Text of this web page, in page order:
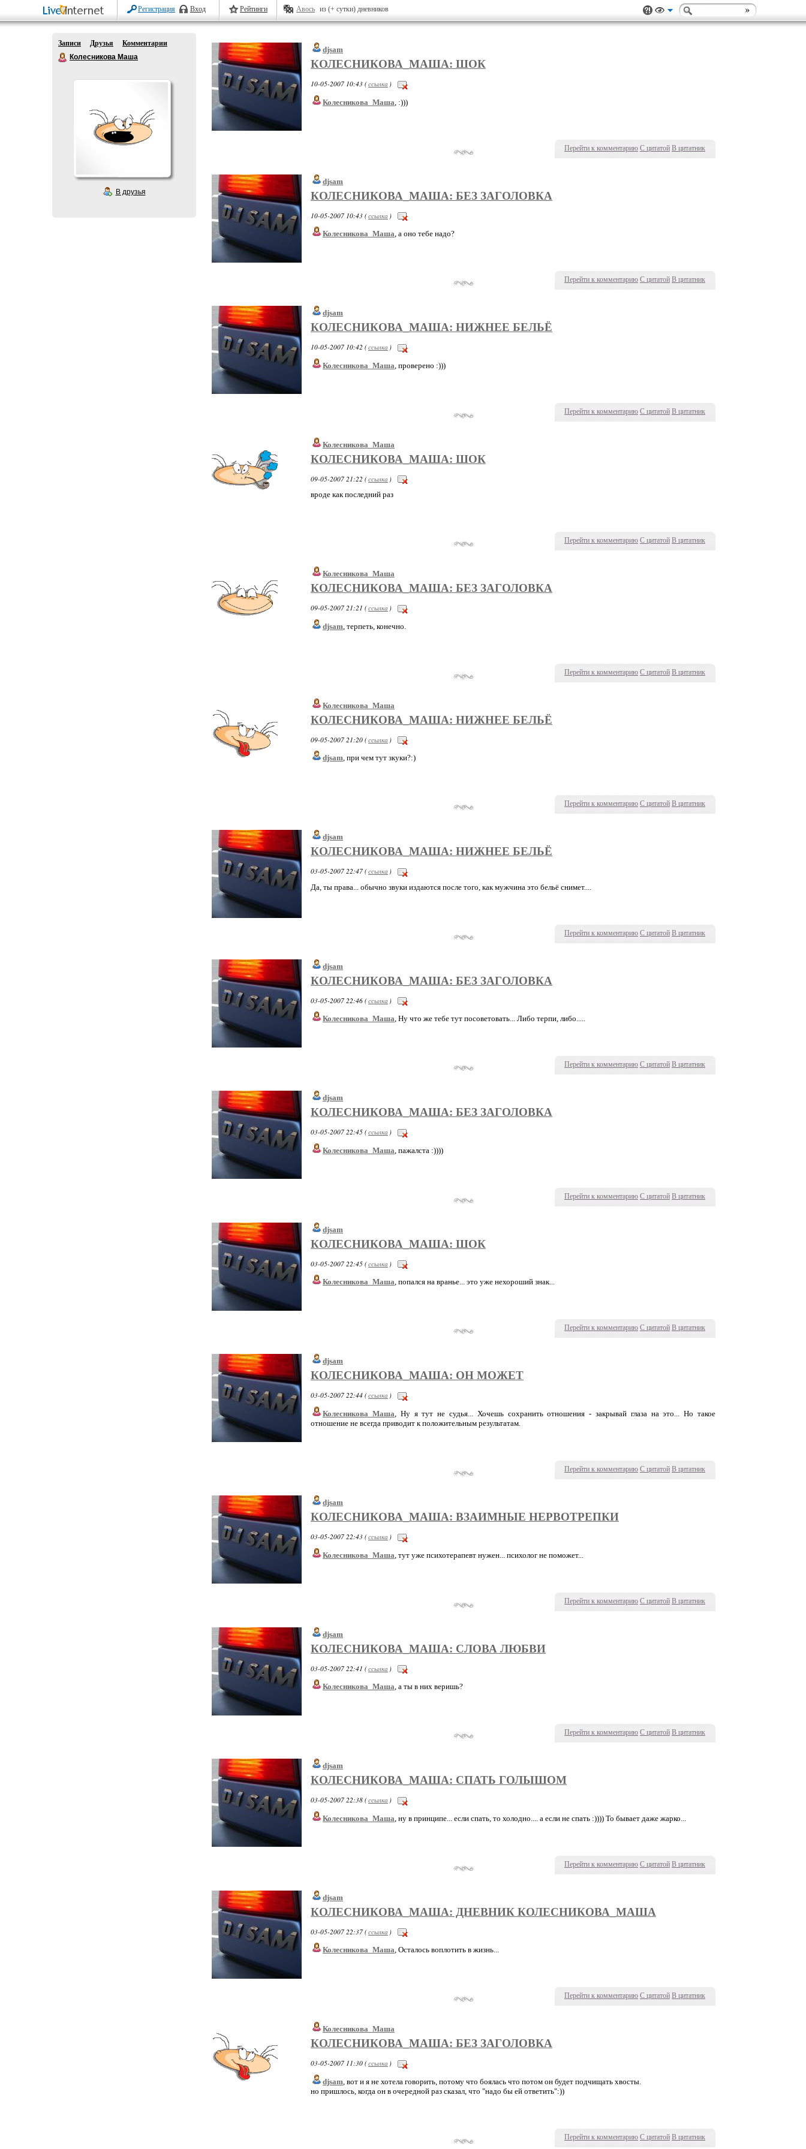
Регистрация Вход Рейтинги Авось из (+ сутки) дневников
Записи Друзья
Комментарии
Колесникова Маша
В друзья
djsam
КОЛЕСНИКОВА_МАША: ШОК
10-05-2007 10:43 (ссылка )
Колесникова_Маша , :)))
Перейти к комментарию С цитатой В цитатник
djsam
КОЛЕСНИКОВА_МАША: БЕЗ ЗАГОЛОВКА
10-05-2007 10:43 (ссылка )
Колесникова_Маша, а оно тебе надо?
Перейти к комментарию С цитатой В цитатник
djsam
КОЛЕСНИКОВА_МАША: НИЖНЕЕ БЕЛЬЁ
10-05-2007 10:42 (ссылка )
Колесникова_Маша , проверено :)))
Перейти к комментарию С цитатой В цитатник
Колесникова_Маша
КОЛЕСНИКОВА_МАША: ШОК
09-05-2007 21:22 (ссылка )
вроде как последний раз
Перейти к комментарию С цитатой В цитатник
Колесникова_Маша
КОЛЕСНИКОВА_МАША: БЕЗ ЗАГОЛОВКА
09-05-2007 21:21 (ссылка )
djsam , терпеть, конечно.
Перейти к комментарию С цитатой В цитатник
Колесникова_Маша
КОЛЕСНИКОВА_МАША: НИЖНЕЕ БЕЛЬЁ
09-05-2007 21:20 (ссылка )
djsam, при чем тут зкуки?:)
Перейти к комментарию С цитатой В цитатник
djsam
КОЛЕСНИКОВА_МАША: НИЖНЕЕ БЕЛЬЁ
03-05-2007 22:47 (ссылка )
Да, ты права... обычно звуки издаются после того, как мужчина это бельё снимет....
Перейти к комментарию С цитатой В цитатник
djsam
КОЛЕСНИКОВА_МАША: БЕЗ ЗАГОЛОВКА
03-05-2007 22:46 (ссылка )
Колесникова_Маша, Ну что же тебе тут посоветовать... Либо терпи, либо.....
Перейти к комментарию С цитатой В цитатник
djsam
КОЛЕСНИКОВА_МАША: БЕЗ ЗАГОЛОВКА
03-05-2007 22:45 (ссылка )
Колесникова_Маша , пажалста :))))
Перейти к комментарию С цитатой В цитатник
djsam
КОЛЕСНИКОВА_МАША: ШОК
03-05-2007 22:45 (ссылка )
Колесникова_Маша, попался на вранье... это уже нехороший знак...
Перейти к комментарию С цитатой В цитатник
djsam
КОЛЕСНИКОВА_МАША: ОН МОЖЕТ
03-05-2007 22:44 (ссылка )
Колесникова_Маша, Ну я тут не судья... Хочешь сохранить отношения - закрывай глаза на это... Но такое
отношение не всегда приводит к положительным результатам.
Перейти к комментарию С цитатой В цитатник
djsam
КОЛЕСНИКОВА_МАША: ВЗАИМНЫЕ НЕРВОТРЕПКИ
03-05-2007 22:43 (ссылка )
Колесникова_Маша , тут уже психотерапевт нужен... психолог не поможет...
Перейти к комментарию С цитатой В цитатник
djsam
КОЛЕСНИКОВА_МАША: СЛОВА ЛЮБВИ
03-05-2007 22:41 (ссылка )
Колесникова_Маша, а ты в них веришь?
Перейти к комментарию С цитатой В цитатник
djsam
КОЛЕСНИКОВА_МАША: СПАТЬ ГОЛЫШОМ
03-05-2007 22:38 (ссылка )
Колесникова_Маша , ну в принципе... если спать, то холодно.... а если не спать :)))) То бывает даже жарко...
Перейти к комментарию С цитатой В цитатник
djsam
КОЛЕСНИКОВА_МАША: ДНЕВНИК КОЛЕСНИКОВА_МАША
03-05-2007 22:37 (ссылка )
Колесникова_Маша, Осталось воплотить в жизнь...
Перейти к комментарию С цитатой В цитатник
Колесникова_Маша
КОЛЕСНИКОВА_МАША: БЕЗ ЗАГОЛОВКА
03-05-2007 11:30 (ссылка )
djsam , вот и я не хотела говорить, потому что боялась что потом он будет подчищать хвосты.
но пришлось, когда он в очередной раз сказал, что "надо бы ей ответить":))
Перейти к комментарию С цитатой В цитатник